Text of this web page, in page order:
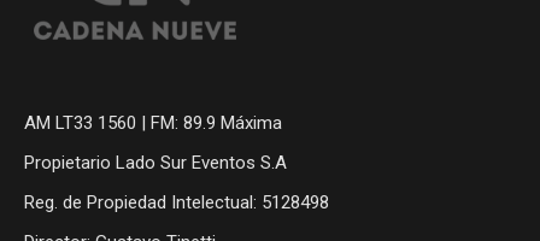
AM LT33 1560 | FM: 89.9 Máxima
Propietario Lado Sur Eventos S.A
Reg. de Propiedad Intelectual: 5128498